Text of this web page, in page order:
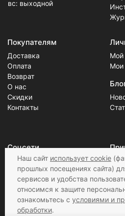
вс: выходной
Покупателям
Доставка
Оплата
Возврат
О нас
Скидки
Контакты
Мой
Мои
Соцсети
Наш сайт использует cookie
прошлых посещениях сайта)
сервисов и удобства
относимся к защите
ознакомьтесь с условиями и
обработки.